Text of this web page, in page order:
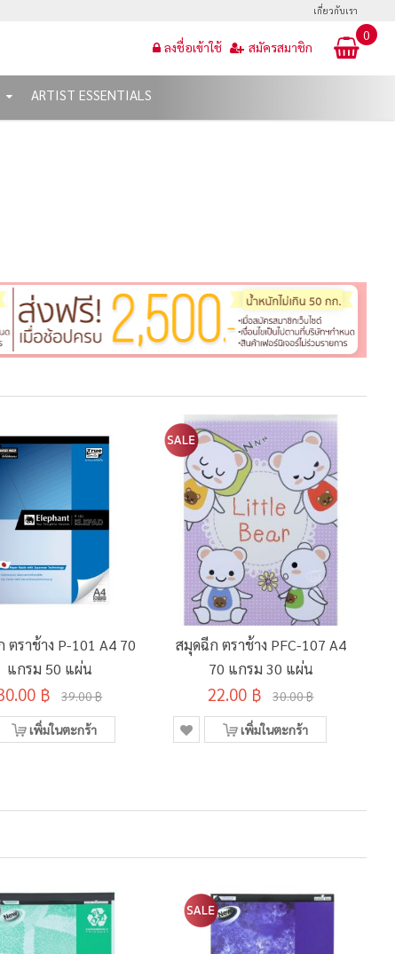
เกี่ยวกับเรา
0
ลงชื่อเข้าใช้ สมัครสมาชิก
ARTIST ESSENTIALS
ตราช้าง P-101 A4 70
แกรม 50 แผ่น
฿ 39.00 ฿
เพิ่มในตะกร้า
สมุดฉีก ตราช้าง PFC-107 A4
70 แกรม 30 แผ่น
22.00 ฿ 30.00 ฿
เพิ่มในตะกร้า